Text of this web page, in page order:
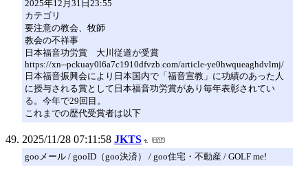
2025年12月31日23:55
カテゴリ
要注意の教会、牧師
教会の不祥事
日本福音功労賞 大川従道が受賞
https://xn--pckuay0l6a7c1910dfvzb.com/article-ye0hwqueaghdvlmj/
日本福音振興会により日本国内で「福音宣教」に功績のあった人
に授与される賞として日本福音功労賞があり毎年表彰されてい
る。今年で29回目。
これまでの歴代受賞者は以下
2025/11/28 07:11:58 JKTS
gooメール / gooID（goo決済） / goo住宅・不動産 / GOLF me!